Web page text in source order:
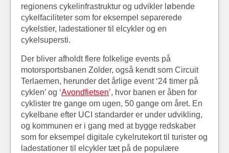
regionens cykelinfrastruktur og udvikler løbende
cykelfaciliteter som for eksempel separerede
cykelstier, ladestationer til elcykler og en
cykelsupersti.
Der bliver afholdt flere folkelige events på
motorsportsbanen Zolder, også kendt som Circuit
Terlaemen, herunder det årlige event ‘24 timer på
cyklen’ og ‘Avondfietsen’, hvor banen er åben for
cyklister tre gange om ugen, 50 gange om året. En
cykelbane efter UCI standarder er under udvikling,
og kommunen er i gang med at bygge redskaber
som for eksempel digitale cykelrutekort til turister og
ladestationer til elcykler tæt på de populære